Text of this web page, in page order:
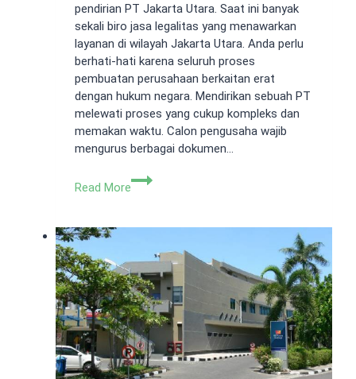
pendirian PT Jakarta Utara. Saat ini banyak
sekali biro jasa legalitas yang menawarkan
layanan di wilayah Jakarta Utara. Anda perlu
berhati-hati karena seluruh proses
pembuatan perusahaan berkaitan erat
dengan hukum negara. Mendirikan sebuah PT
melewati proses yang cukup kompleks dan
memakan waktu. Calon pengusaha wajib
mengurus berbagai dokumen…
Read More
Jasa
Jakarta
Ini
Cara
Memilihnya!